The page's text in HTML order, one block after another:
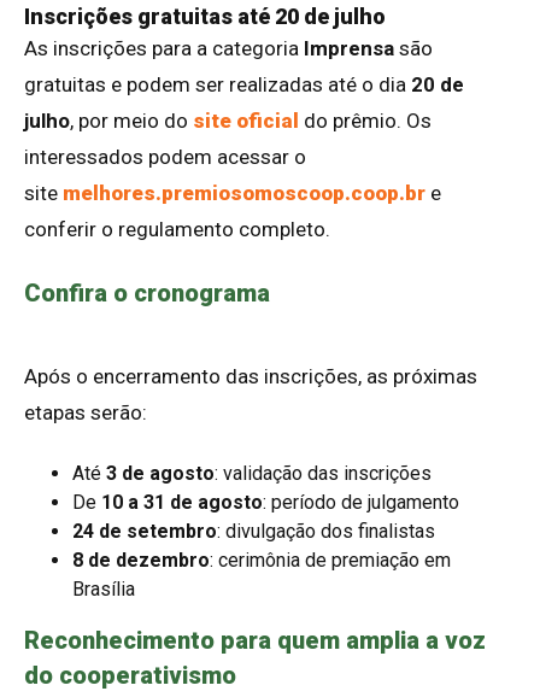
Inscrições gratuitas até 20 de julho
As inscrições para a categoria Imprensa são
gratuitas e podem ser realizadas até o dia 20 de
julho, por meio do site oficial do prêmio. Os
interessados podem acessar o
site melhores.premiosomoscoop.coop.br e
conferir o regulamento completo.
Confira o cronograma
Após o encerramento das inscrições, as próximas
etapas serão:
Até 3 de agosto: validação das inscrições
De 10 a 31 de agosto: período de julgamento
24 de setembro: divulgação dos finalistas
8 de dezembro: cerimônia de premiação em
Brasília
Reconhecimento para quem amplia a voz
do cooperativismo